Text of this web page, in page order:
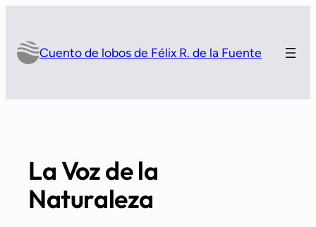
contenidoCuento de lobos de Félix R. de la Fuente
La Voz de la
Naturaleza